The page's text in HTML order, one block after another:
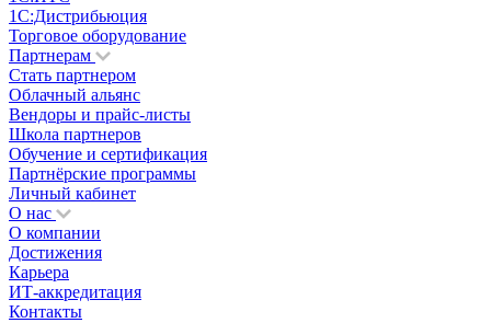
1С:Дистрибьюция
Торговое оборудование
Партнерам
Стать партнером
Облачный альянс
Вендоры и прайс-листы
Школа партнеров
Обучение и сертификация
Партнёрские программы
Личный кабинет
О нас
О компании
Достижения
Карьера
ИТ-аккредитация
Контакты